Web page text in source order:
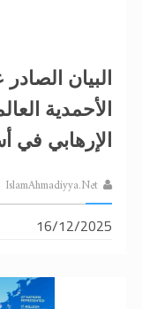
البيان
الأحمدية
الإرهابي في
IslamAhmadiyya.Net
16/12/2025